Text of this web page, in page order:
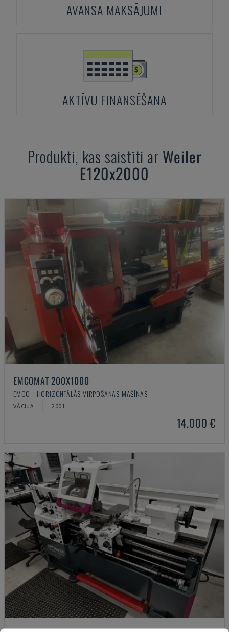
AVANSA MAKSĀJUMI
AKTĪVU FINANSĒŠANA
Produkti, kas saistīti ar Weiler
E120x2000
EMCOMAT 200X1000
EMCO - HORIZONTĀLĀS VIRPOŠANAS MAŠĪNAS
VĀCIJA 2001
14.000 €